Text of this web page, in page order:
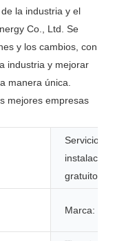
la industria y el
Co., Ltd. Se
y los cambios, con
industria y mejorar
manera única.
mejores empresas
Servicio de
instalación
gratuito:
Marca: